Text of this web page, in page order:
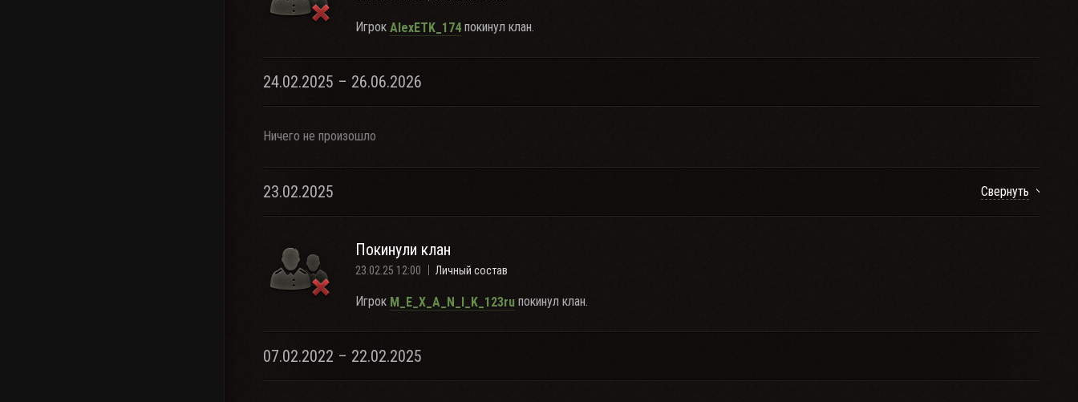
Игрок AlexETK_174 покинул клан.
24.02.2025 – 26.06.2026
Ничего не произошло
23.02.2025 Свернуть
Покинули клан
23.02.25 12:00 Личный состав
Игрок M_E_X_A_N_I_K_123ru покинул клан.
07.02.2022 – 22.02.2025